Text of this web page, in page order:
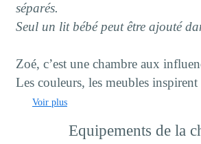
séparés.
Seul un lit bébé peut être ajouté
Zoé, c’est une chambre aux
Les couleurs, les meubles inspirent
Voir plus
Equipements de la